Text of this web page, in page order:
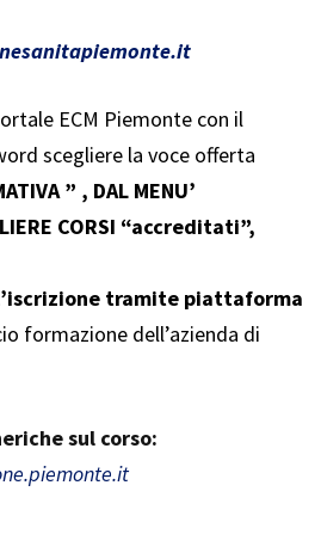
ECM Piemonte con il
scegliere la voce offerta
” , DAL MENU’
CORSI “accreditati”,
tramite piattaforma
formazione dell’azienda di
sul corso: